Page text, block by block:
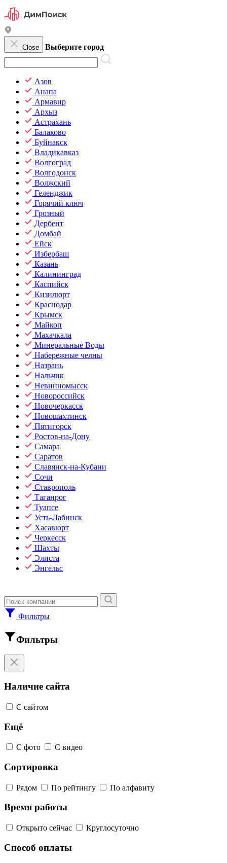
Close Выберите город
Азов
Анапа
Армавир
Архыз
Астрахань
Балаково
Буйнакск
Владикавказ
Волгоград
Волгодонск
Волжский
Геленджик
Горячий ключ
Грозный
Дербент
Домбай
Ейск
Избербаш
Казань
Калининград
Каспийск
Кизилюрт
Краснодар
Крымск
Майкоп
Махачкала
Минеральные Воды
Набережные челны
Назрань
Нальчик
Невинномысск
Новороссийск
Новочеркасск
Новошахтинск
Пятигорск
Ростов-на-Дону
Самара
Саратов
Славянск-на-Кубани
Сочи
Ставрополь
Таганрог
Туапсе
Усть-Лабинск
Хасавюрт
Черкесск
Шахты
Элиста
Энгельс
Фильтры
Фильтры
Наличие сайта
С сайтом
Ещё
С фото С видео
Сортировка
Рядом По рейтингу По алфавиту
Время работы
Открыто сейчас Круглосуточно
Способ оплаты